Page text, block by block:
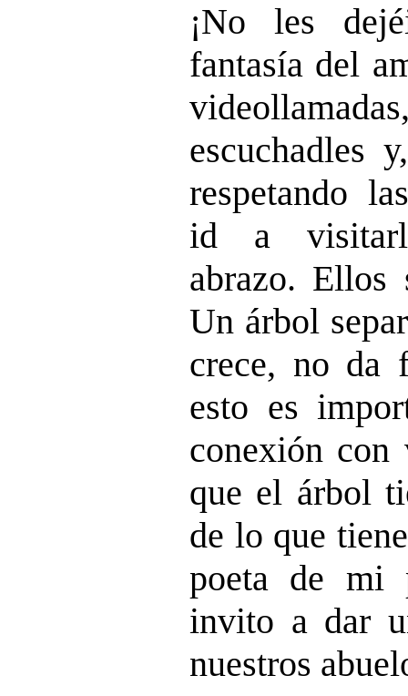
¡No les
fantasía del
escuchadles
respetando
id a
abrazo. Ellos
Un árbol
crece, no da
esto es
conexión con
que el árbol
de lo que
poeta de mi
invito a dar
nuestros